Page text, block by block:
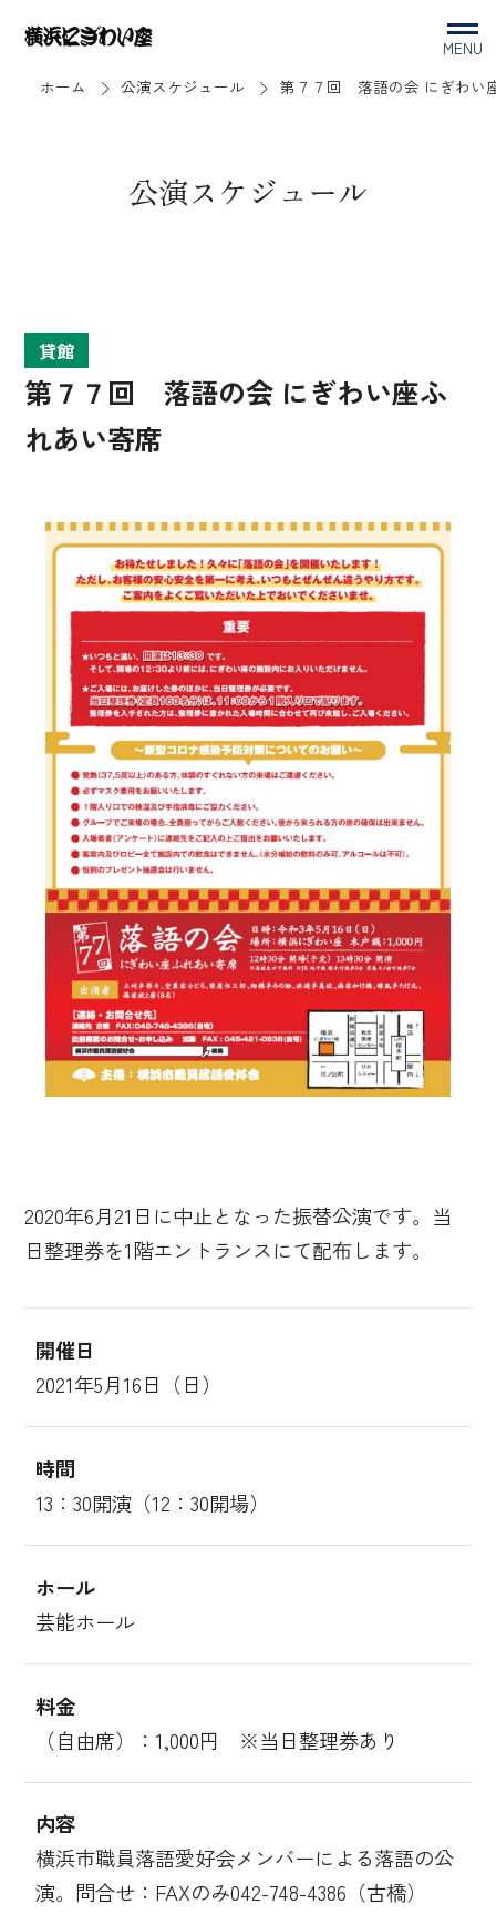
MENU
ホーム
公演スケジュール 第７７回 落語の会 にぎわい
公演スケジュール
貸館
第７７回 落語の会 にぎわい座ふ
れあい寄席
2020年6月21日に中止となった振替公演です。当
日整理券を1階エントランスにて配布します。
開催日
2021年5月16日（日）
時間
13：30開演（12：30開場）
ホール
芸能ホール
料金
（自由席）：1,000円 ※当日整理券あり
内容
横浜市職員落語愛好会メンバーによる落語の公
演。問合せ：FAXのみ042-748-4386（古橋）